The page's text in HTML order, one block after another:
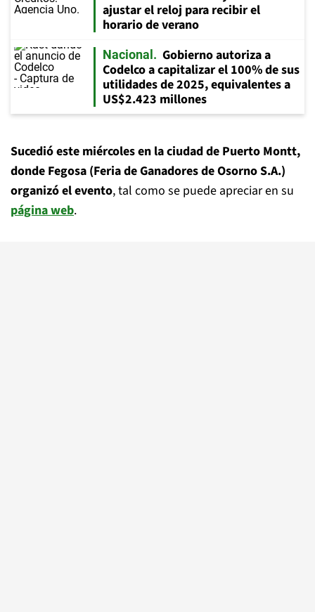
ajustar el reloj para recibir el
horario de verano
Nacional
Gobierno autoriza a
Codelco a capitalizar el 100% de sus
utilidades de 2025, equivalentes a
US$2.423 millones
Sucedió este miércoles en la ciudad de Puerto Montt,
donde Fegosa (Feria de Ganadores de Osorno S.A.)
organizó el evento, tal como se puede apreciar en su
página web.